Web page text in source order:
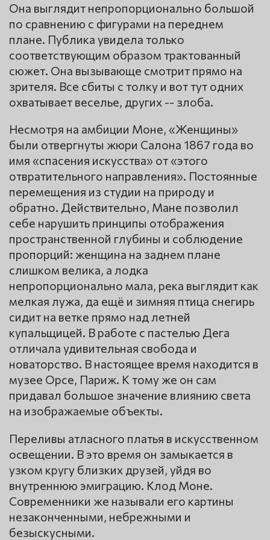
Она выглядит непропорционально большой
по сравнению с фигурами на переднем
плане. Публика увидела только
соответствующим образом трактованный
сюжет. Она вызывающе смотрит прямо на
зрителя. Все сбиты с толку и вот тут одних
охватывает веселье, других -- злоба.
Несмотря на амбиции Моне, «Женщины»
были отвергнуты жюри Салона 1867 года во
имя «спасения искусства» от «этого
отвратительного направления». Постоянные
перемещения из студии на природу и
обратно. Действительно, Мане позволил
себе нарушить принципы отображения
пространственной глубины и соблюдение
пропорций: женщина на заднем плане
слишком велика, а лодка
непропорционально мала, река выглядит как
мелкая лужа, да ещё и зимняя птица снегирь
сидит на ветке прямо над летней
купальщицей. В работе с пастелью Дега
отличала удивительная свобода и
новаторство. В настоящее время находится в
музее Орсе, Париж. К тому же он сам
придавал большое значение влиянию света
на изображаемые объекты.
Переливы атласного платья в искусственном
освещении. В это время он замыкается в
узком кругу близких друзей, уйдя во
внутреннюю эмиграцию. Клод Моне.
Современники же называли его картины
незаконченными, небрежными и
безыскусными.